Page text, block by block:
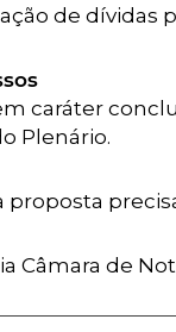
de dívidas
caráter
Plenário.
proposta
Câmara de